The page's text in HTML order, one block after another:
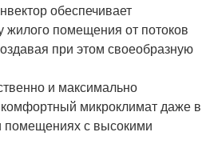
обеспечивает
помещения от потоков
при этом своеобразную
и максимально
микроклимат даже в
с высокими